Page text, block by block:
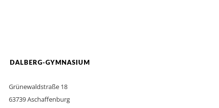
DALBERG-GYMNASIUM
Grünewaldstraße 18
63739 Aschaffenburg